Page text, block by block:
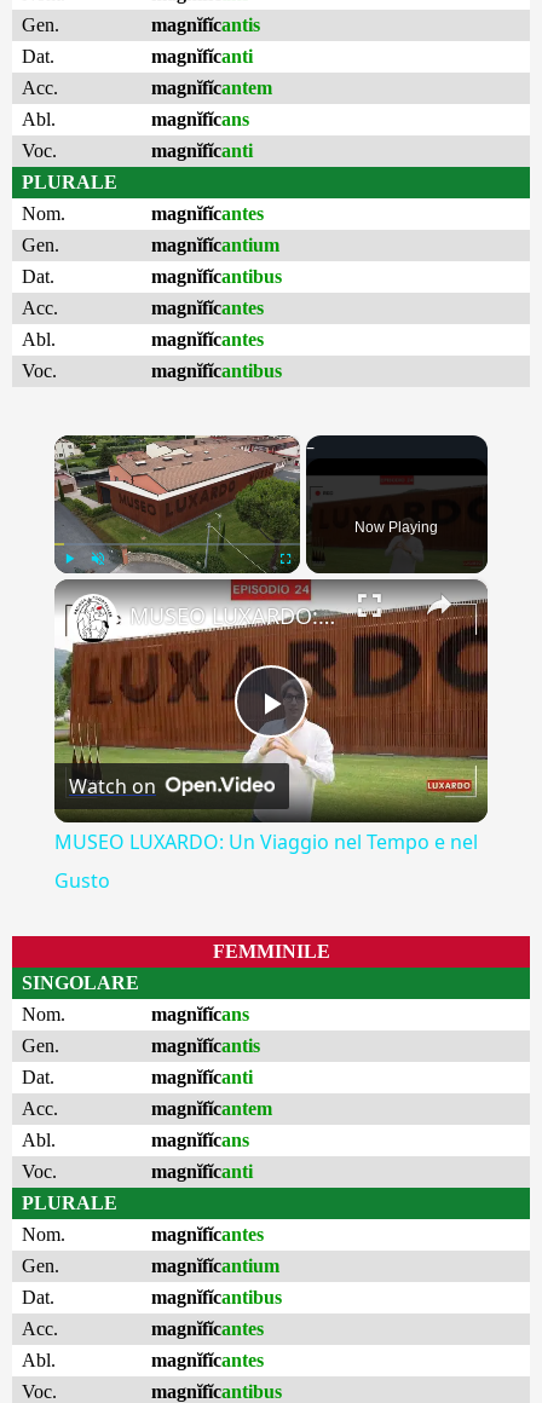
Gen.
magnĭfĭcantis
Dat.
magnĭfĭcanti
Acc.
magnĭfĭcantem
Abl.
magnĭfĭcans
Voc.
magnĭfĭcanti
PLURALE
Nom.
magnĭfĭcantes
Gen.
magnĭfĭcantium
Dat.
magnĭfĭcantibus
Acc.
magnĭfĭcantes
Abl.
magnĭfĭcantes
Voc.
magnĭfĭcantibus
×
Fullscreen
Now Playing
×
Play
Video
MUSEO LUXARDO: Un Viaggio nel Tempo e nel Gusto
Watch on
MUSEO LUXARDO: Un Viaggio nel Tempo e nel
Gusto
FEMMINILE
SINGOLARE
Nom.
magnĭfĭcans
Gen.
magnĭfĭcantis
Dat.
magnĭfĭcanti
Acc.
magnĭfĭcantem
Abl.
magnĭfĭcans
Voc.
magnĭfĭcanti
PLURALE
Nom.
magnĭfĭcantes
Gen.
magnĭfĭcantium
Dat.
magnĭfĭcantibus
Acc.
magnĭfĭcantes
Abl.
magnĭfĭcantes
Voc.
magnĭfĭcantibus